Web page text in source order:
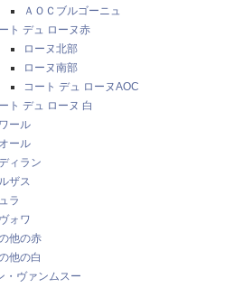
ＡＯＣブルゴーニュ
ト デュ ローヌ赤
ローヌ北部
ローヌ南部
コート デュ ローヌAOC
ト デュ ローヌ 白
ール
ール
ィラン
ザス
ラ
ォワ
他の赤
他の白
・ヴァンムスー